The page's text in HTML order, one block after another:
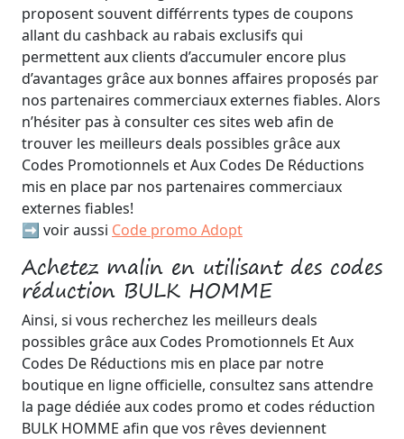
proposent souvent différrents types de coupons
allant du cashback au rabais exclusifs qui
permettent aux clients d’accumuler encore plus
d’avantages grâce aux bonnes affaires proposés par
nos partenaires commerciaux externes fiables. Alors
n’hésiter pas à consulter ces sites web afin de
trouver les meilleurs deals possibles grâce aux
Codes Promotionnels et Aux Codes De Réductions
mis en place par nos partenaires commerciaux
externes fiables!
➡️ voir aussi Code promo Adopt
Achetez malin en utilisant des codes
réduction BULK HOMME
Ainsi, si vous recherchez les meilleurs deals
possibles grâce aux Codes Promotionnels Et Aux
Codes De Réductions mis en place par notre
boutique en ligne officielle, consultez sans attendre
la page dédiée aux codes promo et codes réduction
BULK HOMME afin que vos rêves deviennent